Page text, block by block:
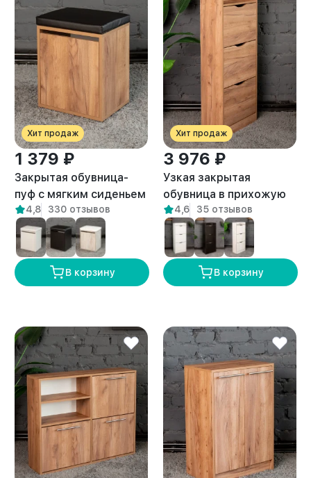
Хит продаж
1 379 ₽
Закрытая обувница-
пуф с мягким сиденьем
для прихожей Вома
амаретто
4,8 330 отзывов
В корзину
Хит продаж
3 976 ₽
Узкая закрытая
обувница в прихожую
Джела амаретто
4,6 35 отзывов
В корзину